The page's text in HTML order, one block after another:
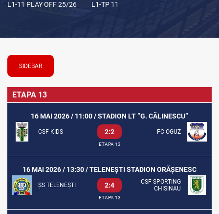
L1-11 PLAY OFF 25/26 L1-TP 11
SIDEBAR
ETAPA 13
16 MAI 2026 / 11:00 / STADION LT ”G. CĂLINESCU”
CSF KIDS 2:2 FC OGUZ
ETAPA 13
16 MAI 2026 / 13:30 / TELENEȘTI STADION ORĂȘENESC
ȘS TELENEȘTI 2:4
CSF SPORTING
CHISINAU
ETAPA 13